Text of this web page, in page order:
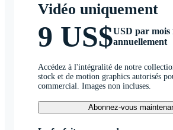
Vidéo uniquement
9 US$USD par mois
annuellement
Accédez à l'intégralité de notre
stock et de motion graphics autorisés
commercial. Images non incluses.
Abonnez-vous